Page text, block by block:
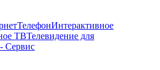
ТелефонИнтерактивное
ТВТелевидение для
Сервис